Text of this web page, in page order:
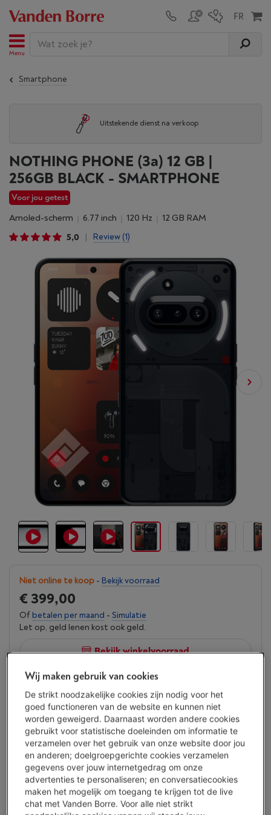
Menu
Smartphone
Uitstekende dienst na verkoop
NOTHING PHONE (3a) 12 GB |
256GB BLACK - SMARTPHONE
Voor jou getest
Amoled-scherm 6.77 inch 120 Hz
12 GB RAM
5,0
Review (1)
Niet online te koop - Bekijk voorraad
€ 399,00
Of betalen per maand - Simulatie
Let op, geld lenen kost ook geld.
Bekijk winkelvoorraad
Vergelijken
Troeven
Unieke design met aanpasbare lichtgevende interface en
visuele meldingen
6,77-inch-AMOLED-scherm levert maximale helderheid,
zelfs in volle zon
Wij maken gebruik van cookies
De strikt noodzakelijke cookies zijn nodig voor het
goed functioneren van de website en kunnen niet
worden geweigerd. Daarnaast worden andere cookies
gebruikt voor statistische doeleinden om informatie te
verzamelen over het gebruik van onze website door jou
en anderen; doelgroepgerichte cookies verzamelen
gegevens over jouw internetgedrag om onze
advertenties te personaliseren; en conversatiecookies
maken het mogelijk om toegang te krijgen tot de live
chat met Vanden Borre. Voor alle niet strikt